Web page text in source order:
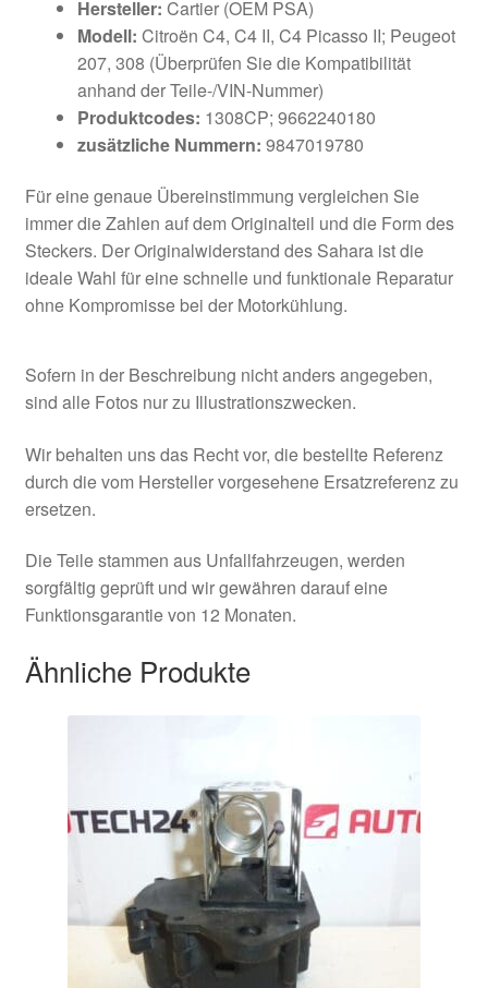
Hersteller: Cartier (OEM PSA)
Modell: Citroën C4, C4 II, C4 Picasso II; Peugeot
207, 308 (Überprüfen Sie die Kompatibilität
anhand der Teile-/VIN-Nummer)
Produktcodes: 1308CP; 9662240180
zusätzliche Nummern: 9847019780
Für eine genaue Übereinstimmung vergleichen Sie
immer die Zahlen auf dem Originalteil und die Form des
Steckers. Der Originalwiderstand des Sahara ist die
ideale Wahl für eine schnelle und funktionale Reparatur
ohne Kompromisse bei der Motorkühlung.
Sofern in der Beschreibung nicht anders angegeben,
sind alle Fotos nur zu Illustrationszwecken.
Wir behalten uns das Recht vor, die bestellte Referenz
durch die vom Hersteller vorgesehene Ersatzreferenz zu
ersetzen.
Die Teile stammen aus Unfallfahrzeugen, werden
sorgfältig geprüft und wir gewähren darauf eine
Funktionsgarantie von 12 Monaten.
Ähnliche Produkte